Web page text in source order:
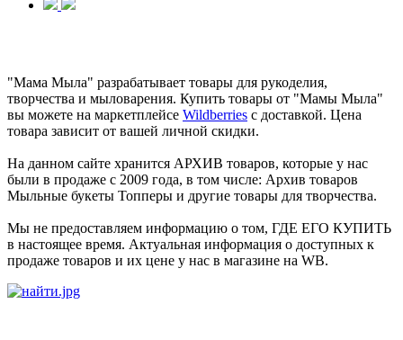
"Мама Мыла" разрабатывает товары для рукоделия,
творчества и мыловарения. Купить товары от "Мамы Мыла"
вы можете на маркетплейсе Wildberries с доставкой. Цена
товара зависит от вашей личной скидки.
На данном сайте хранится АРХИВ товаров, которые у нас
были в продаже с 2009 года, в том числе: Архив товаров
Мыльные букеты Топперы и другие товары для творчества.
Мы не предоставляем информацию о том, ГДЕ ЕГО КУПИТЬ
в настоящее время. Актуальная информация о доступных к
продаже товаров и их цене у нас в магазине на WB.